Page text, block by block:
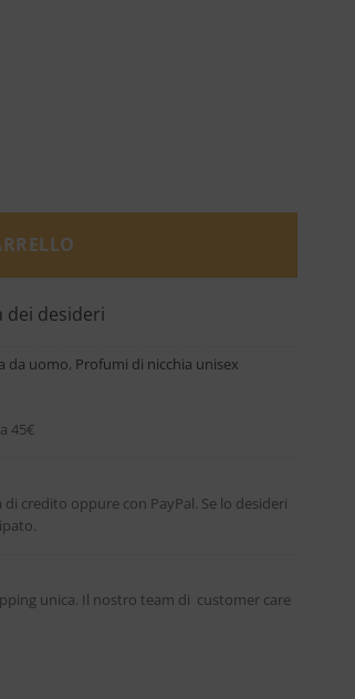
Armani quantità
dei desideri
da uomo, Profumi di nicchia unisex
45€
credito oppure con PayPal. Se lo desideri
unica. Il nostro team di customer care